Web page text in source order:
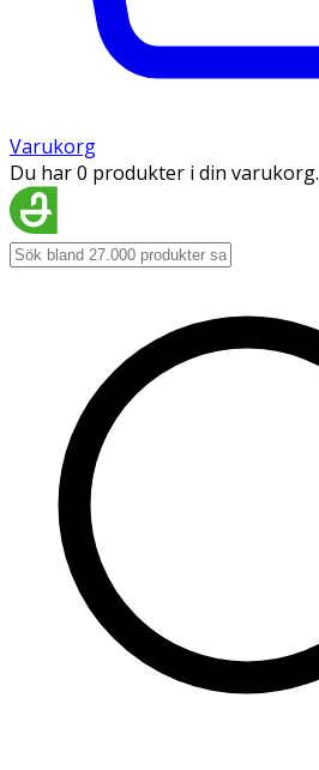
Varukorg
Du har 0 produkter i din varukorg.